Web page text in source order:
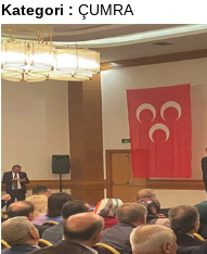
Kategori : ÇUMRA